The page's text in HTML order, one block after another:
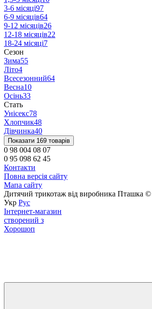
3-6 місяці97
6-9 місяців64
9-12 місяців26
12-18 місяців22
18-24 місяці7
Сезон
Зима55
Літо4
Всесезонний64
Весна10
Осінь33
Стать
Унісекс78
Хлопчик48
Дівчинка40
Показати 169 товарів
0 98 004 08 07
0 95 098 62 45
Контакти
Повна версія сайту
Мапа сайту
Дитячий трикотаж від виробника Пташка
Укр Рус
Інтернет-магазин
створений з
Хорошоп